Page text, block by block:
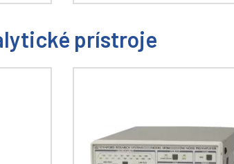
prístroje